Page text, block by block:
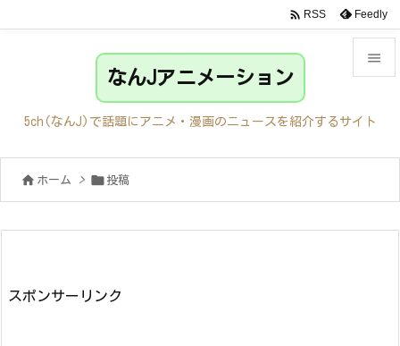

サイド
前へ

 RSS Feedly
なんJアニメーション
5ch(なんJ)で話題にアニメ・漫画のニュースを紹介するサイト
 ホーム >  投稿
スポンサーリンク